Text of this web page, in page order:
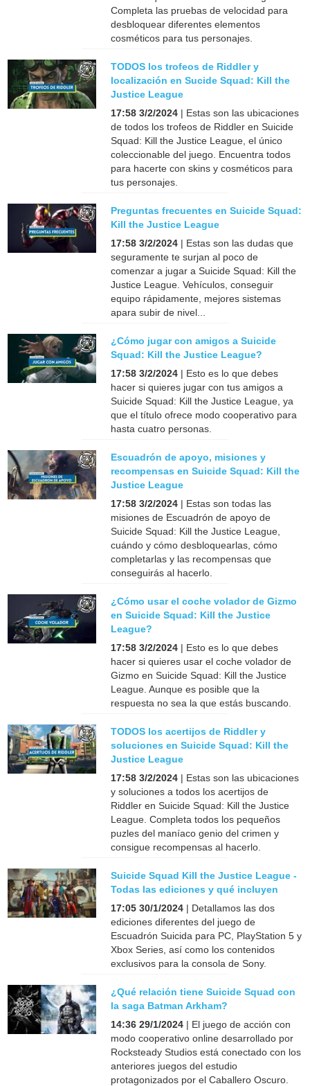
Completa las pruebas de velocidad para
desbloquear diferentes elementos
cosméticos para tus personajes.
TODOS los trofeos de Riddler y
localización en Sucide Squad: Kill the
Justice League
17:58 3/2/2024 | Estas son las ubicaciones
de todos los trofeos de Riddler en Suicide
Squad: Kill the Justice League, el único
coleccionable del juego. Encuentra todos
para hacerte con skins y cosméticos para
tus personajes.
Preguntas frecuentes en Suicide Squad:
Kill the Justice League
17:58 3/2/2024 | Estas son las dudas que
seguramente te surjan al poco de
comenzar a jugar a Suicide Squad: Kill the
Justice League. Vehículos, conseguir
equipo rápidamente, mejores sistemas
apara subir de nivel...
¿Cómo jugar con amigos a Suicide
Squad: Kill the Justice League?
17:58 3/2/2024 | Esto es lo que debes
hacer si quieres jugar con tus amigos a
Suicide Squad: Kill the Justice League, ya
que el título ofrece modo cooperativo para
hasta cuatro personas.
Escuadrón de apoyo, misiones y
recompensas en Suicide Squad: Kill the
Justice League
17:58 3/2/2024 | Estas son todas las
misiones de Escuadrón de apoyo de
Suicide Squad: Kill the Justice League,
cuándo y cómo desbloquearlas, cómo
completarlas y las recompensas que
conseguirás al hacerlo.
¿Cómo usar el coche volador de Gizmo
en Suicide Squad: Kill the Justice
League?
17:58 3/2/2024 | Esto es lo que debes
hacer si quieres usar el coche volador de
Gizmo en Suicide Squad: Kill the Justice
League. Aunque es posible que la
respuesta no sea la que estás buscando.
TODOS los acertijos de Riddler y
soluciones en Suicide Squad: Kill the
Justice League
17:58 3/2/2024 | Estas son las ubicaciones
y soluciones a todos los acertijos de
Riddler en Suicide Squad: Kill the Justice
League. Completa todos los pequeños
puzles del maníaco genio del crimen y
consigue recompensas al hacerlo.
Suicide Squad Kill the Justice League -
Todas las ediciones y qué incluyen
17:05 30/1/2024 | Detallamos las dos
ediciones diferentes del juego de
Escuadrón Suicida para PC, PlayStation 5 y
Xbox Series, así como los contenidos
exclusivos para la consola de Sony.
¿Qué relación tiene Suicide Squad con
la saga Batman Arkham?
14:36 29/1/2024 | El juego de acción con
modo cooperativo online desarrollado por
Rocksteady Studios está conectado con los
anteriores juegos del estudio
protagonizados por el Caballero Oscuro.